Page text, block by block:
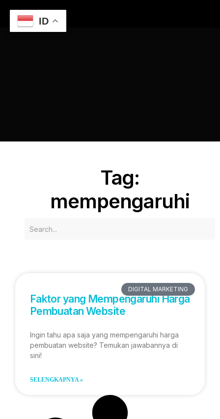
Tag:
mempengaruhi
DIGITAL MARKETING
Faktor yang Mempengaruhi Harga
Pembuatan Website
Ingin tahu apa saja yang mempengaruhi harga
pembuatan website? Temukan jawabannya di
sini!
SELENGKAPNYA »
ID